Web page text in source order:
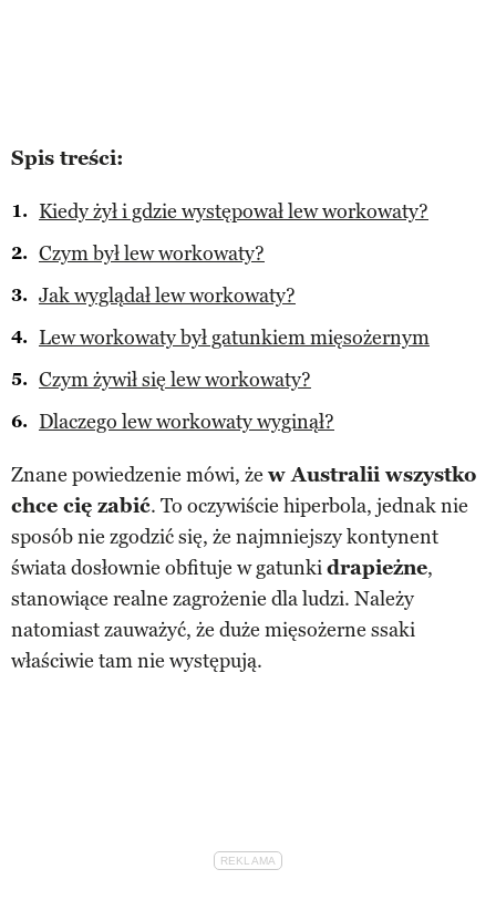
Spis treści:
Kiedy żył i gdzie występował lew workowaty?
Czym był lew workowaty?
Jak wyglądał lew workowaty?
Lew workowaty był gatunkiem mięsożernym
Czym żywił się lew workowaty?
Dlaczego lew workowaty wyginął?
Znane powiedzenie mówi, że w Australii wszystko
chce cię zabić. To oczywiście hiperbola, jednak nie
sposób nie zgodzić się, że najmniejszy kontynent
świata dosłownie obfituje w gatunkidrapieżne,
stanowiące realne zagrożenie dla ludzi. Należy
natomiast zauważyć, że duże mięsożerne ssaki
właściwie tam nie występują.